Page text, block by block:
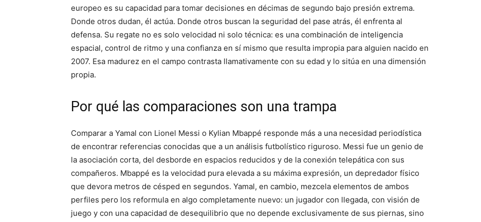
europeo es su capacidad para tomar decisiones en décimas de segundo bajo presión extrema.
Donde otros dudan, él actúa. Donde otros buscan la seguridad del pase atrás, él enfrenta al
defensa. Su regate no es solo velocidad ni solo técnica: es una combinación de inteligencia
espacial, control de ritmo y una confianza en sí mismo que resulta impropia para alguien nacido en
2007. Esa madurez en el campo contrasta llamativamente con su edad y lo sitúa en una dimensión
propia.
Por qué las comparaciones son una trampa
Comparar a Yamal con Lionel Messi o Kylian Mbappé responde más a una necesidad periodística
de encontrar referencias conocidas que a un análisis futbolístico riguroso. Messi fue un genio de
la asociación corta, del desborde en espacios reducidos y de la conexión telepática con sus
compañeros. Mbappé es la velocidad pura elevada a su máxima expresión, un depredador físico
que devora metros de césped en segundos. Yamal, en cambio, mezcela elementos de ambos
perfiles pero los reformula en algo completamente nuevo: un jugador con llegada, con visión de
juego y con una capacidad de desequilibrio que no depende exclusivamente de sus piernas, sino